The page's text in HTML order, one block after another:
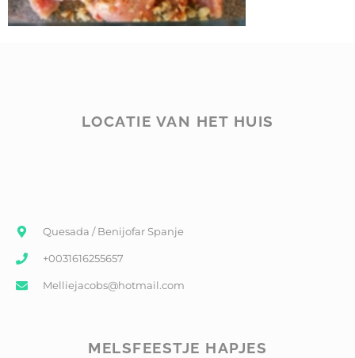
LOCATIE VAN HET HUIS
Quesada / Benijofar Spanje
+0031616255657
Melliejacobs@hotmail.com
MELSFEESTJE HAPJES